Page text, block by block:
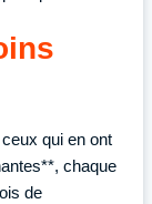
qui en ont
chaque
de